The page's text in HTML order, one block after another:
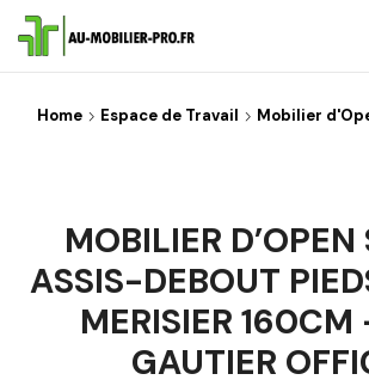
Home Espace de Travail Mobilier
MOBILIER D’OPEN
ASSIS-DEBOUT
MERISIER 160CM
GAUTIER